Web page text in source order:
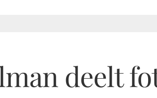
deelt